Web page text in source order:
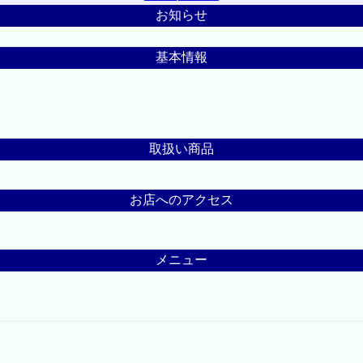
お知らせ
基本情報
取扱い商品
お店へのアクセス
メニュー